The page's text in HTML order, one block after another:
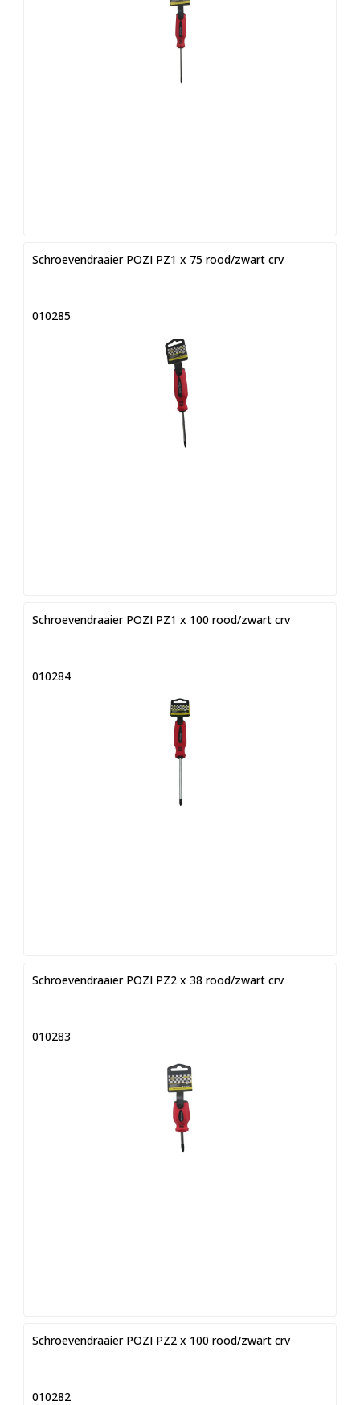
Schroevendraaier POZI PZ1 x 75 rood/zwart crv
010285
Schroevendraaier POZI PZ1 x 100 rood/zwart crv
010284
Schroevendraaier POZI PZ2 x 38 rood/zwart crv
010283
Schroevendraaier POZI PZ2 x 100 rood/zwart crv
010282